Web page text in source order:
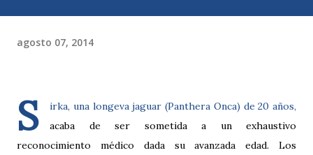
agosto 07, 2014
S
irka, una longeva jaguar (Panthera Onca) de 20 años,
acaba de ser sometida a un exhaustivo
reconocimiento médico dada su avanzada edad. Los